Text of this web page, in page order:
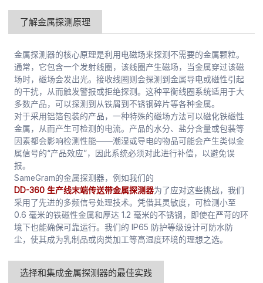
了解金属探测原理
金属探测器的核心原理是利用电磁场来探测不需要的金属颗粒。
通常，它包含一个发射线圈，该线圈产生磁场，当金属穿过该磁
场时，磁场会发出光。接收线圈则会探测到金属导电或磁性引起
的干扰，从而触发警报或拒绝探测。这种平衡线圈系统适用于大
多数产品，可以探测到从铁屑到不锈钢碎片等各种金属。
对于采用铝箔包装的产品，一种特殊的磁场方法可以磁化铁磁性
金属，从而产生可检测的电流。产品的水分、盐分含量或包装等
因素都会影响检测性能——潮湿或导电的物品可能会产生类似金
属信号的“产品效应”，因此系统必须对此进行补偿，以避免误
报。
SameGram的金属探测器，例如我们的
DD-360生产线末端传送带金属探测器为了应对这些挑战，我们
采用了先进的多频信号处理技术。凭借其灵敏度，可检测小至
0.6 毫米的铁磁性金属和厚达 1.2 毫米的不锈钢，即使在严苛的环
境下也能确保可靠运行。我们的 IP65 防护等级设计可防水防
尘，使其成为乳制品或肉类加工等高湿度环境的理想之选。
选择和集成金属探测器的最佳实践